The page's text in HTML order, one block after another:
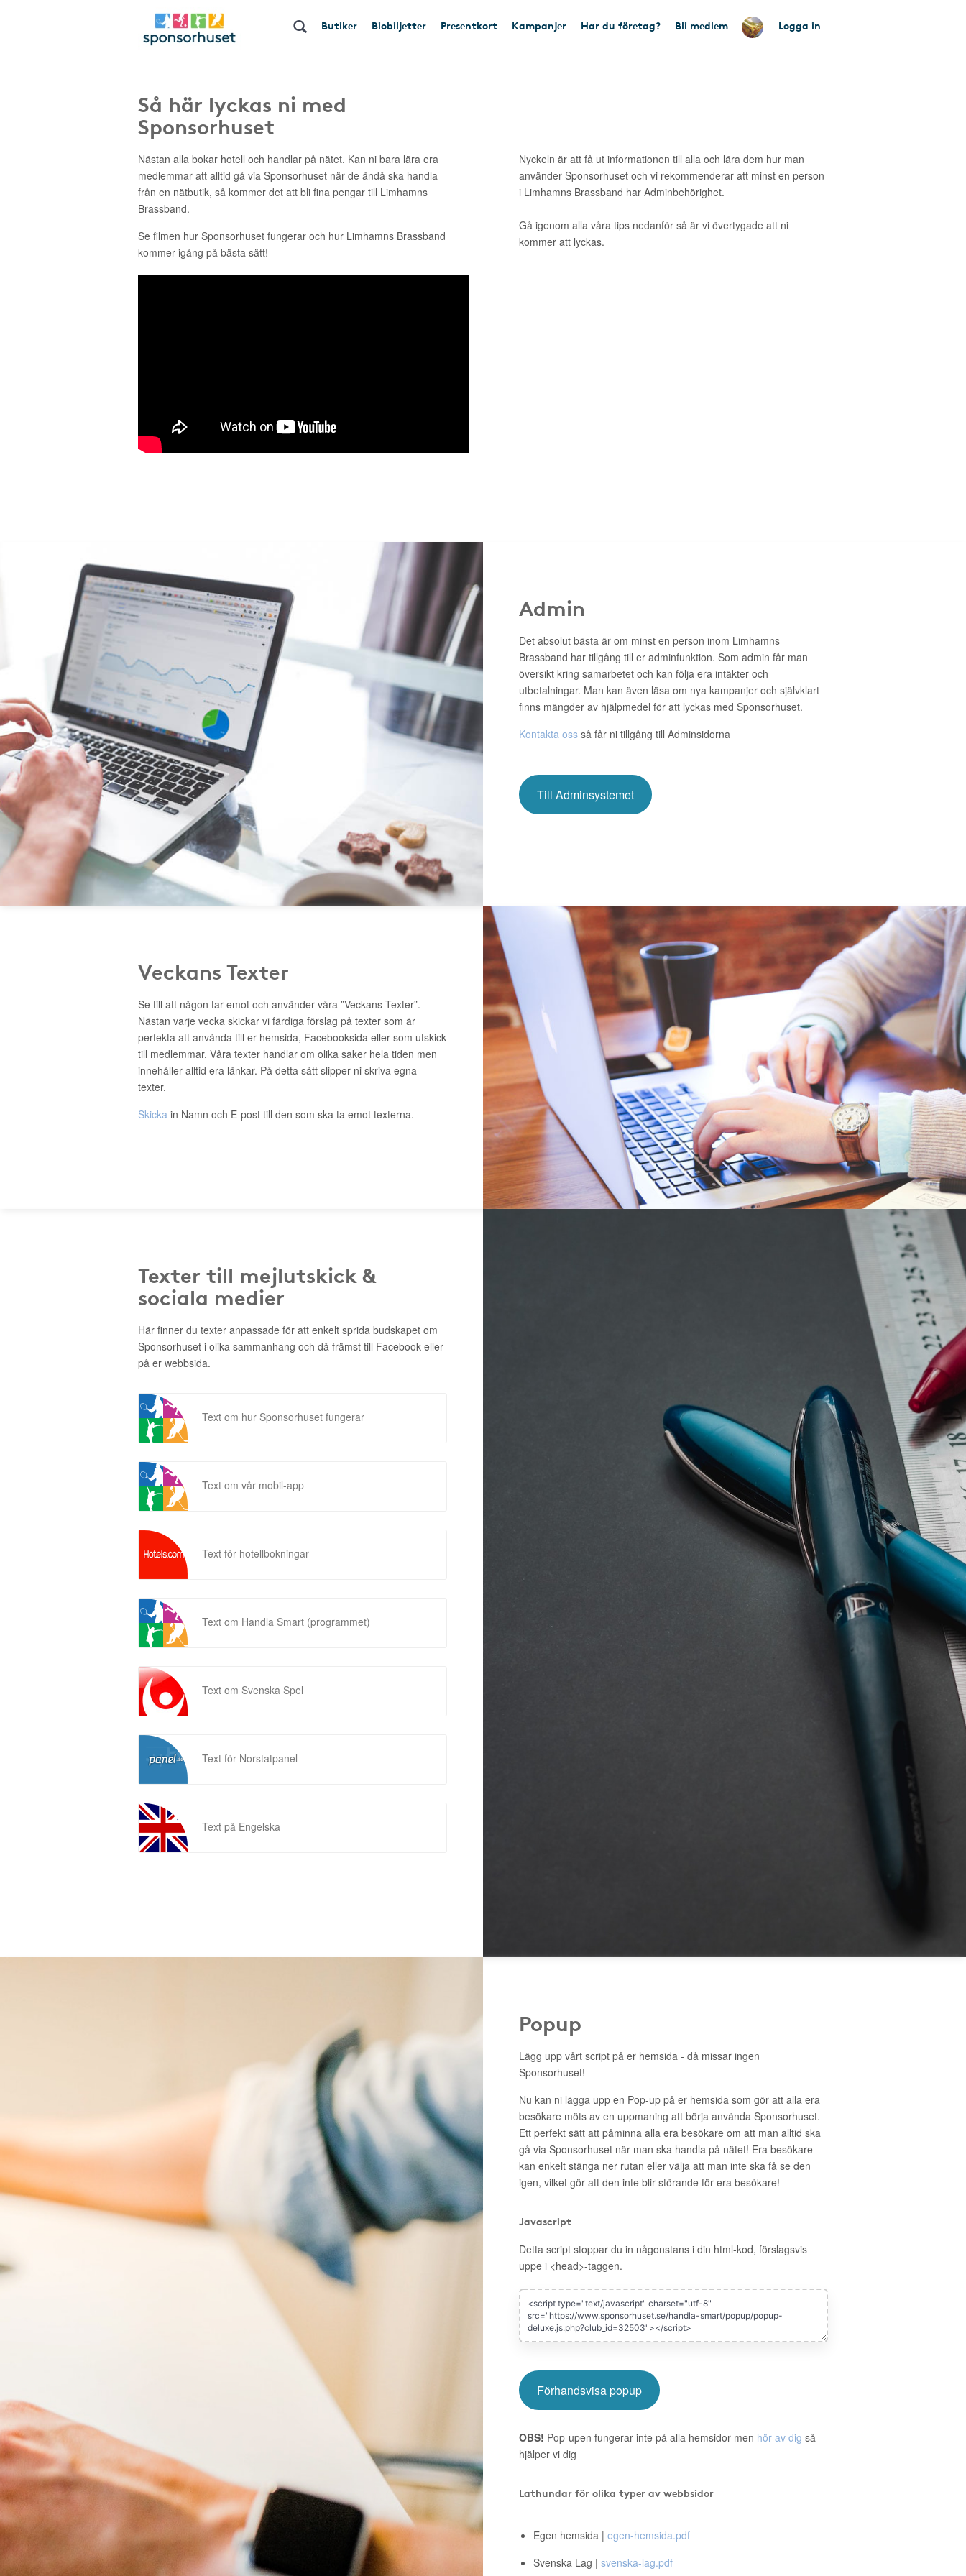
Butiker Biobiljetter Presentkort Kampanjer Har du företag? Bli medlem Logga in
Så här lyckas ni med
Sponsorhuset
Nästan alla bokar hotell och handlar på nätet. Kan ni bara lära era
medlemmar att alltid gå via Sponsorhuset när de ändå ska handla
från en nätbutik, så kommer det att bli fina pengar till Limhamns
Brassband.
Se filmen hur Sponsorhuset fungerar och hur Limhamns Brassband
kommer igång på bästa sätt!
Nyckeln är att få ut informationen till alla och lära dem hur man
använder Sponsorhuset och vi rekommenderar att minst en person
i Limhamns Brassband har Adminbehörighet.
Gå igenom alla våra tips nedanför så är vi övertygade att ni
kommer att lyckas.
Admin
Det absolut bästa är om minst en person inom Limhamns
Brassband har tillgång till er adminfunktion. Som admin får man
översikt kring samarbetet och kan följa era intäkter och
utbetalningar. Man kan även läsa om nya kampanjer och självklart
finns mängder av hjälpmedel för att lyckas med Sponsorhuset.
Kontakta oss så får ni tillgång till Adminsidorna
Till Adminsystemet
Veckans Texter
Se till att någon tar emot och använder våra ”Veckans Texter”.
Nästan varje vecka skickar vi färdiga förslag på texter som är
perfekta att använda till er hemsida, Facebooksida eller som utskick
till medlemmar. Våra texter handlar om olika saker hela tiden men
innehåller alltid era länkar. På detta sätt slipper ni skriva egna
texter.
Skicka in Namn och E-post till den som ska ta emot texterna.
Texter till mejlutskick &
sociala medier
Här finner du texter anpassade för att enkelt sprida budskapet om
Sponsorhuset i olika sammanhang och då främst till Facebook eller
på er webbsida.
Text om hur Sponsorhuset fungerar
Text om vår mobil-app
Text för hotellbokningar
Text om Handla Smart (programmet)
Text om Svenska Spel
Text för Norstatpanel
Text på Engelska
Popup
Lägg upp vårt script på er hemsida - då missar ingen
Sponsorhuset!
Nu kan ni lägga upp en Pop-up på er hemsida som gör att alla era
besökare möts av en uppmaning att börja använda Sponsorhuset.
Ett perfekt sätt att påminna alla era besökare om att man alltid ska
gå via Sponsorhuset när man ska handla på nätet! Era besökare
kan enkelt stänga ner rutan eller välja att man inte ska få se den
igen, vilket gör att den inte blir störande för era besökare!
Javascript
Detta script stoppar du in någonstans i din html-kod, förslagsvis
uppe i <head>-taggen.
Förhandsvisa popup
OBS! Pop-upen fungerar inte på alla hemsidor men hör av dig så
hjälper vi dig
Lathundar för olika typer av webbsidor
Egen hemsida | egen-hemsida.pdf
Svenska Lag | svenska-lag.pdf